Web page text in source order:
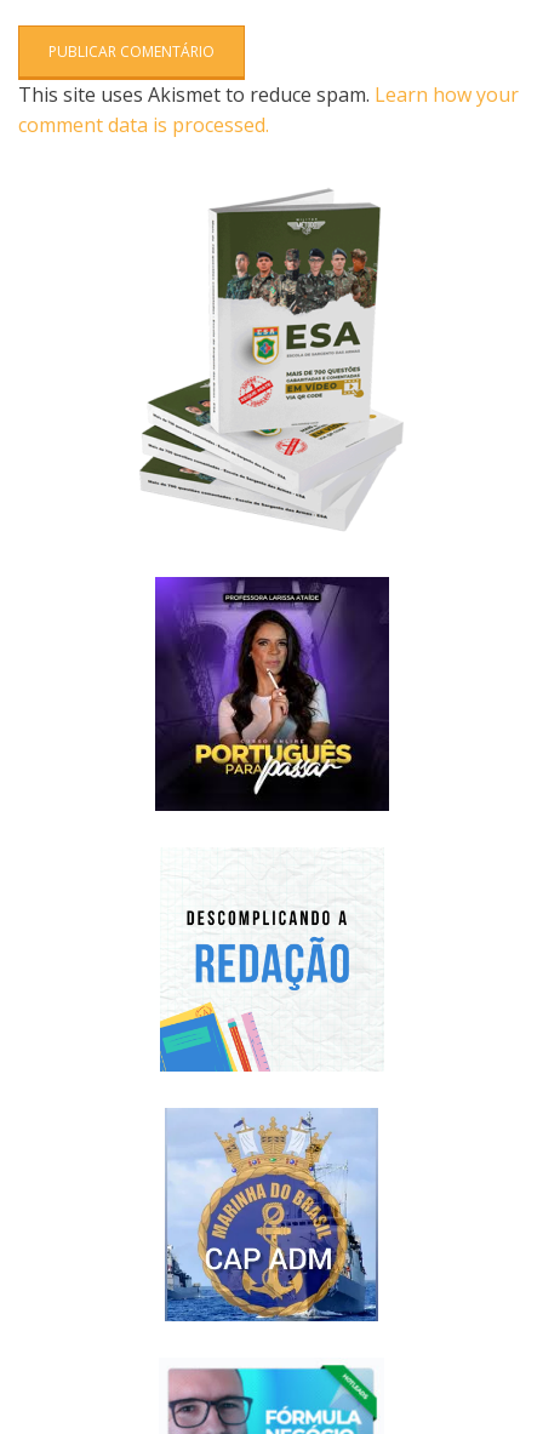
This site uses Akismet to reduce spam. Learn how your
comment data is processed.